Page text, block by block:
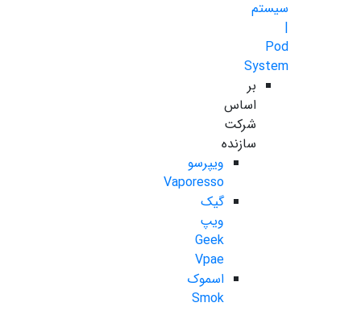
سیستم
|
Pod
System
بر
اساس
شرکت
سازنده
ویپرسو
Vaporesso
گیک
ویپ
Geek
Vpae
اسموک
Smok